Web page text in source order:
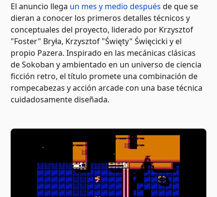
El anuncio llega un mes y medio después de que se
dieran a conocer los primeros detalles técnicos y
conceptuales del proyecto, liderado por Krzysztof
"Foster" Bryła, Krzysztof "Święty" Święcicki y el
propio Pazera. Inspirado en las mecánicas clásicas
de Sokoban y ambientado en un universo de ciencia
ficción retro, el título promete una combinación de
rompecabezas y acción arcade con una base técnica
cuidadosamente diseñada.